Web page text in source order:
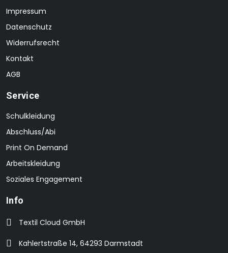
Impressum
Datenschutz
Widerrufsrecht
Kontakt
AGB
Service
Schulkleidung
Abschluss/Abi
Print On Demand
Arbeitskleidung
Soziales Engagement
Info
Textil Cloud GmbH
Kahlertstraße 14, 64293 Darmstadt